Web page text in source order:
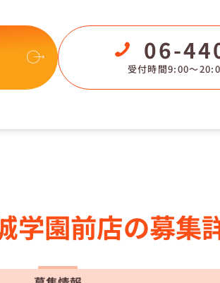
06-
受付時間9:00〜
学園前店の募集